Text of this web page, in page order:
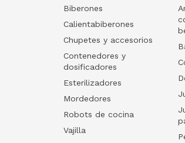
Biberones
Calientabiberones
Chupetes y accesorios
Contenedores y
dosificadores
Esterilizadores
Mordedores
Robots de cocina
Vajilla